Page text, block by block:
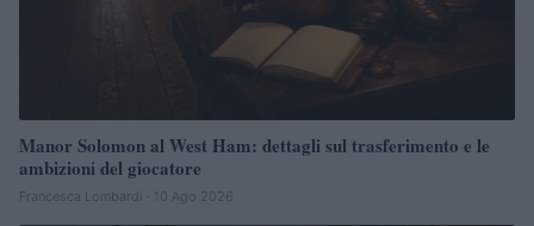
Manor Solomon al West Ham: dettagli sul trasferimento e le
ambizioni del giocatore
Francesca Lombardi · 10 Ago 2026